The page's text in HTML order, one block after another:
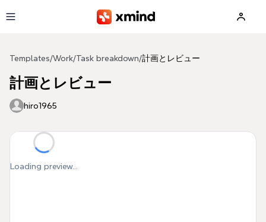
Templates/Work/Task breakdown/計画とレビュー
計画とレビュー
hiro1965
Loading preview...